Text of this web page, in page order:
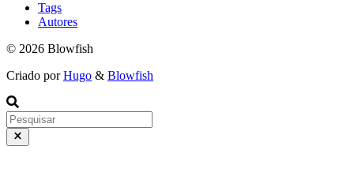
Tags
Autores
© 2026 Blowfish
Criado porHugo & Blowfish